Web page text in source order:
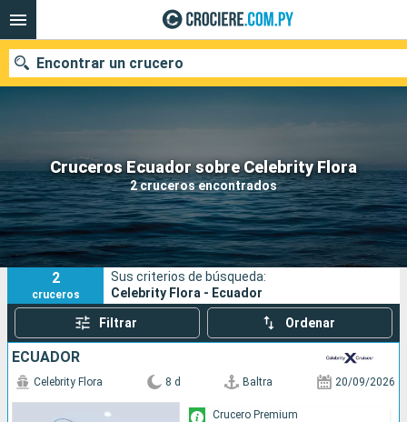
Cruceros Ecuador sobre Celebrity Flora
2 cruceros encontrados
Encontrar un crucero
Nuestros destinos
Fecha de salida
Puertos Compañías
Buscar
2
cruceros
Sus criterios de búsqueda:
Celebrity Flora - Ecuador
Filtrar Ordenar
ECUADOR
Celebrity Flora 8 d Baltra 20/09/2026
Crucero Premium